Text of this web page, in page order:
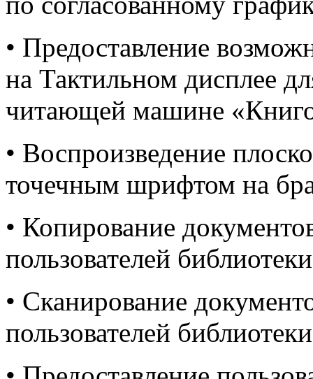
• Предоставление
на Тактильном дисплее
читающей машине
• Воспроизведение
точечным шрифтом на
• Копирование
пользователей
• Сканирование
пользователей